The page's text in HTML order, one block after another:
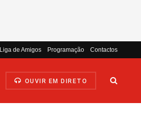
Liga de Amigos Programação Contactos
OUVIR EM DIRETO